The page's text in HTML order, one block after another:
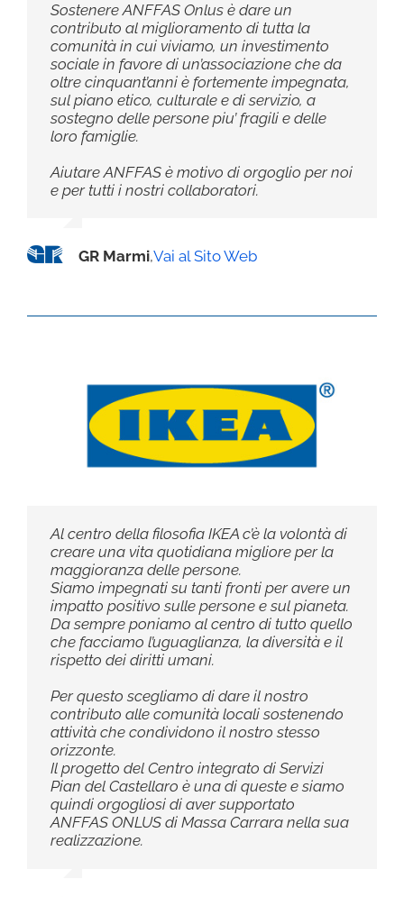
Sostenere ANFFAS Onlus è dare un
contributo al miglioramento di tutta la
comunità in cui viviamo, un investimento
sociale in favore di un’associazione che da
oltre cinquant’anni è fortemente impegnata,
sul piano etico, culturale e di servizio, a
sostegno delle persone piu’ fragili e delle
loro famiglie.
Aiutare ANFFAS è motivo di orgoglio per noi
e per tutti i nostri collaboratori.
GR Marmi,Vai al Sito Web
Al centro della filosofia IKEA c’è la volontà di
creare una vita quotidiana migliore per la
maggioranza delle persone.
Siamo impegnati su tanti fronti per avere un
impatto positivo sulle persone e sul pianeta.
Da sempre poniamo al centro di tutto quello
che facciamo l’uguaglianza, la diversità e il
rispetto dei diritti umani.
Per questo scegliamo di dare il nostro
contributo alle comunità locali sostenendo
attività che condividono il nostro stesso
orizzonte.
Il progetto del Centro integrato di Servizi
Pian del Castellaro è una di queste e siamo
quindi orgogliosi di aver supportato
ANFFAS ONLUS di Massa Carrara nella sua
realizzazione.